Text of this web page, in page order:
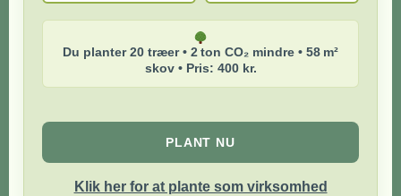
Du planter 20 træer • 2 ton CO₂ mindre • 58 m²
skov • Pris: 400 kr.
PLANT NU
Klik her for at plante som virksomhed